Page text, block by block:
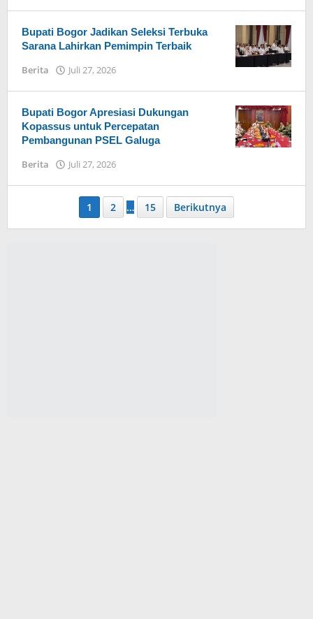
Ka
Bogor
Bupati Bogor Jadikan Seleksi Terbuka
Sarana Lahirkan Pemimpin Terbaik
Berita Juli 27, 2026
Ka
Bogor
Bupati Bogor Apresiasi Dukungan
Kopassus untuk Percepatan
Pembangunan PSEL Galuga
Berita Juli 27, 2026
Ka
Bogor
1 2 … 15 Berikutnya